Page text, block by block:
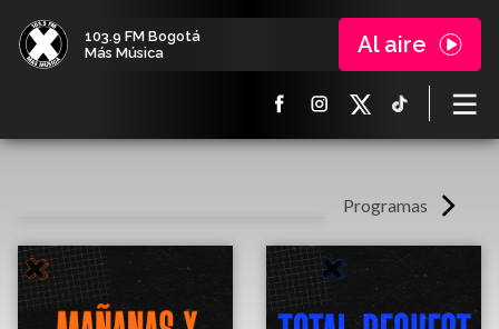
103.9 FM Bogotá
Más Música
Al aire
Programas